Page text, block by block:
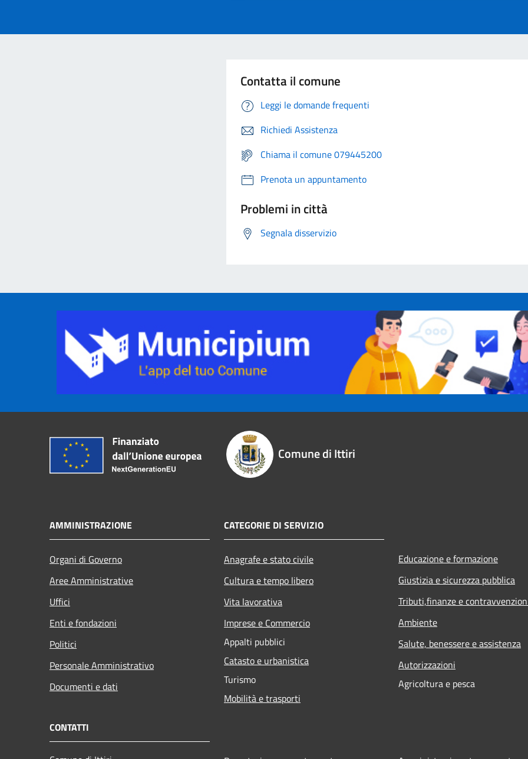
Contatta il comune
Leggi le domande frequenti
Richiedi Assistenza
Chiama il comune 079445200
Prenota un appuntamento
Problemi in città
Segnala disservizio
Comune di Ittiri
AMMINISTRAZIONE
Organi di Governo
Aree Amministrative
Uffici
Enti e fondazioni
Politici
Personale Amministrativo
Documenti e dati
CATEGORIE DI SERVIZIO
Anagrafe e stato civile
Cultura e tempo libero
Vita lavorativa
Imprese e Commercio
Appalti pubblici
Catasto e urbanistica
Turismo
Mobilità e trasporti
Educazione e formazione
Giustizia e sicurezza pubblica
Tributi,finanze e
Ambiente
Salute, benessere e assistenza
Autorizzazioni
Agricoltura e pesca
CONTATTI